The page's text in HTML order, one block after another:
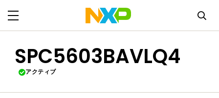
SPC5603BAVLQ4
アクティブ